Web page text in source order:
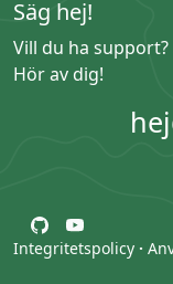
Säg hej!
Vill du ha
Hör av dig!
Integritetspolicy ·